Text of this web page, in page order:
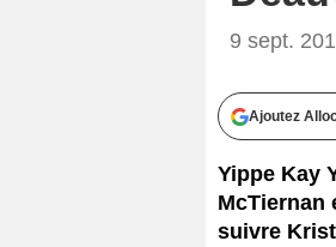
9 sept.
Ajoutez
Yippe Kay
McTiernan
suivre